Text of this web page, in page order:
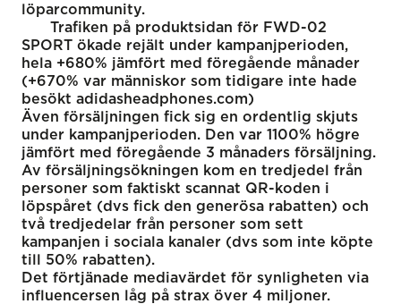
löparcommunity.
Trafiken på produktsidan för FWD-02
SPORT ökade rejält under kampanjperioden,
hela +680% jämfört med föregående månader
(+670% var människor som tidigare inte hade
besökt adidasheadphones.com)
Även försäljningen fick sig en ordentlig skjuts
under kampanjperioden. Den var 1100% högre
jämfört med föregående 3 månaders försäljning.
Av försäljningsökningen kom en tredjedel från
personer som faktiskt scannat QR-koden i
löpspåret (dvs fick den generösa rabatten) och
två tredjedelar från personer som sett
kampanjen i sociala kanaler (dvs som inte köpte
till 50% rabatten).
Det förtjänade mediavärdet för synligheten via
influencersen låg på strax över 4 miljoner.